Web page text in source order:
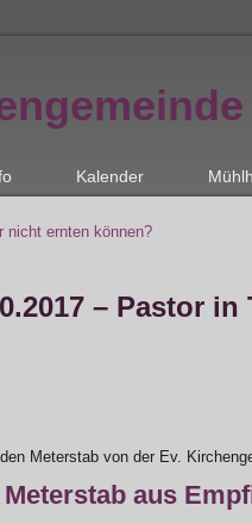
Kalender
nicht ernten können?
– Pastor
Meterstab von der Ev.
aus